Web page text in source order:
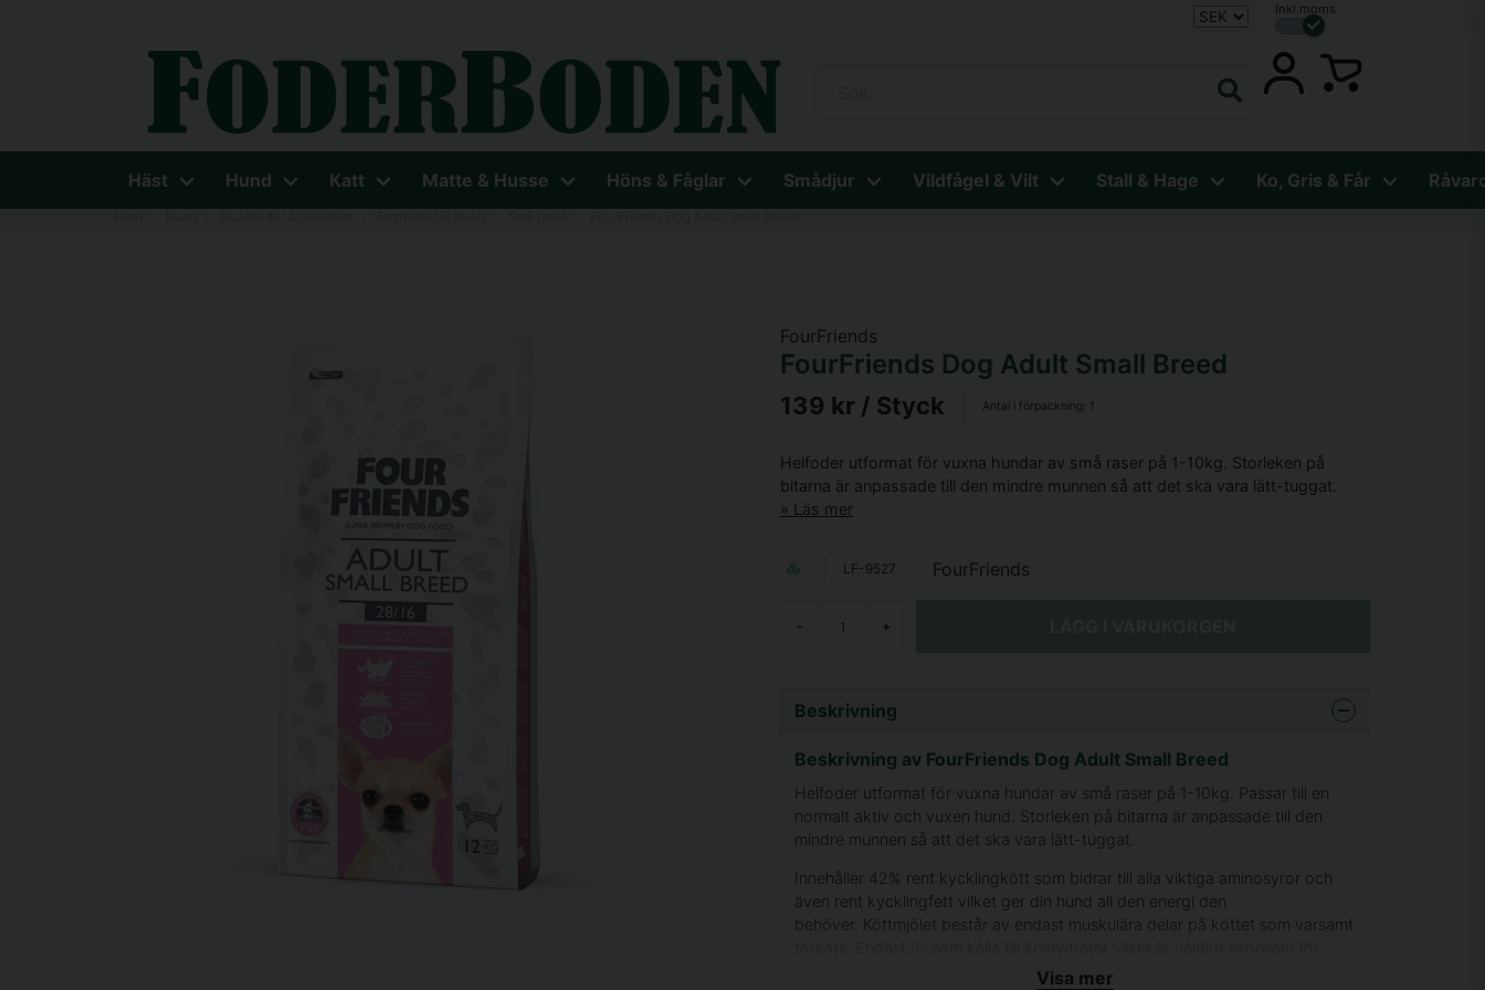
Inkl.moms
Häst Hund Katt Matte & Husse Höns & Fåglar Smådjur Vildfågel & Vilt Stall & Hage Ko, Gris & Får
FourFriends
FourFriends Dog Adult Small Breed
139 kr / Styck Antal i förpackning: 1
Helfoder utformat för vuxna hundar av små raser på 1-10kg. Storleken på
bitarna är anpassade till den mindre munnen så att det ska vara lätt-tuggat.
Läs mer
LF-9527 FourFriends
- +
Beskrivning
Beskrivning av FourFriends Dog Adult Small Breed
Helfoder utformat för vuxna hundar av små raser på 1-10kg. Passar till en
normalt aktiv och vuxen hund. Storleken på bitarna är anpassade till den
mindre munnen så att det ska vara lätt-tuggat.
Innehåller 42% rent kycklingkött som bidrar till alla viktiga aminosyror och
även rent kycklingfett vilket ger din hund all den energi den
behöver. Köttmjölet består av endast muskulära delar på köttet som varsamt
mindre och känsliga magar, kombinerat med prebiotika vilket gör att maten
Visa mer